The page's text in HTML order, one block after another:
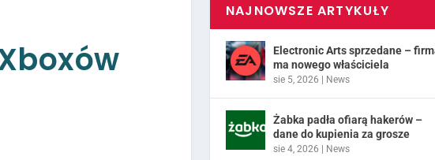
NAJNOWSZE ARTYKUŁY
Electronic Arts sprzedane –
ma nowego właściciela
sie 5, 2026 | News
Żabka padła ofiarą hakerów –
dane do kupienia za grosze
sie 4, 2026 | News